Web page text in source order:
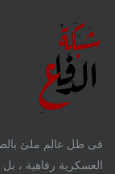
فى ظل عالم ملئ
العسكرية رفاهية ،